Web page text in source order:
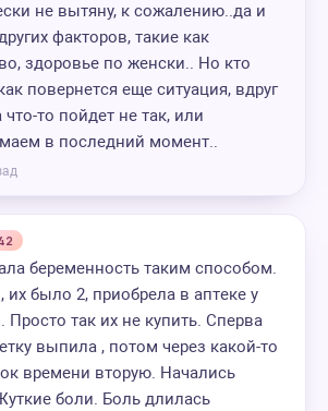
не вытяну, к сожалению..да и
факторов, такие как
здоровье по женски.. Но кто
повернется еще ситуация, вдруг
что-то пойдет не так, или
в последний момент..
беременность таким способом.
их было 2, приобрела в аптеке у
Просто так их не купить. Сперва
выпила , потом через какой-то
времени вторую. Начались
боли. Боль длилась